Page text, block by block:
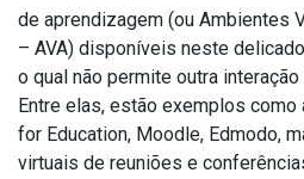
de aprendizagem (ou Ambientes
– AVA) disponíveis neste
o qual não permite outra
Entre elas, estão exemplos
for Education, Moodle, Edmodo,
virtuais de reuniões e